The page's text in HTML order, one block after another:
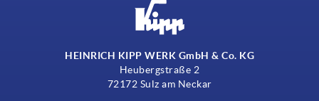
HEINRICH KIPP WERK GmbH & Co. KG
Heubergstraße 2
72172 Sulz am Neckar